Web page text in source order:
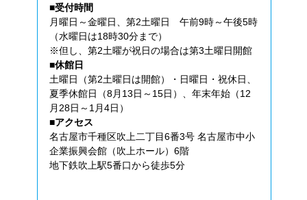
■受付時間
月曜日～金曜日、第2土曜日 午前9時～午後5時
（水曜日は18時30分まで）
※但し、第2土曜が祝日の場合は第3土曜日開館
■休館日
土曜日（第2土曜日は開館）・日曜日・祝休日、
夏季休館日（8月13日～15日）、年末年始（12
月28日～1月4日）
■アクセス
名古屋市千種区吹上二丁目6番3号 名古屋市中小
企業振興会館（吹上ホール）6階
地下鉄吹上駅5番口から徒歩5分